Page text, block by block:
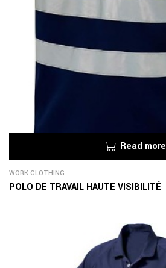
Read more
WORK CLOTHING
POLO DE TRAVAIL HAUTE VISIBILITÉ